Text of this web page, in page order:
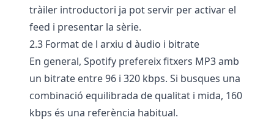
tràiler introductori ja pot servir per activar el
feed i presentar la sèrie.
2.3 Format de l arxiu d àudio i bitrate
En general, Spotify prefereix fitxers MP3 amb
un bitrate entre 96 i 320 kbps. Si busques una
combinació equilibrada de qualitat i mida, 160
kbps és una referència habitual.